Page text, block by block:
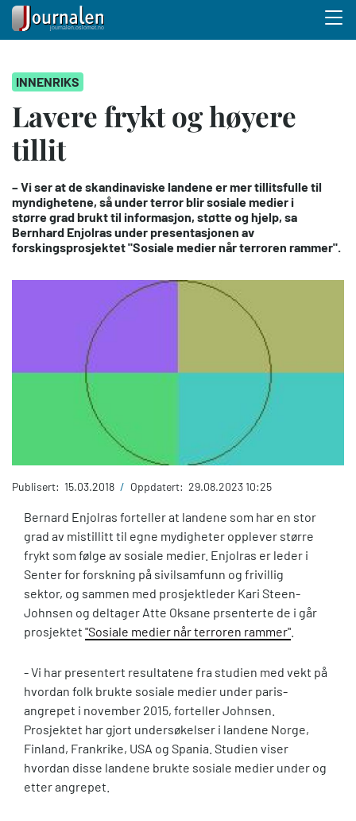
hovedinnhold
INNENRIKS
Lavere frykt og høyere
tillit
– Vi ser at de skandinaviske landene er mer tillitsfulle til
myndighetene, så under terror blir sosiale medier i
større grad brukt til informasjon, støtte og hjelp, sa
Bernhard Enjolras under presentasjonen av
forskingsprosjektet "Sosiale medier når terroren rammer".
Publisert: 15.03.2018 / Oppdatert: 29.08.2023 10:25
Bernard Enjolras forteller at landene som har en stor
grad av mistillitt til egne mydigheter opplever større
frykt som følge av sosiale medier. Enjolras er leder i
Senter for forskning på sivilsamfunn og frivillig
sektor, og sammen med prosjektleder Kari Steen-
Johnsen og deltager Atte Oksane prsenterte de i går
prosjektet "Sosiale medier når terroren rammer"
- Vi har presentert resultatene fra studien med vekt på
hvordan folk brukte sosiale medier under paris-
angrepet i november 2015, forteller Johnsen.
Prosjektet har gjort undersøkelser i landene Norge,
Finland, Frankrike, USA og Spania. Studien viser
hvordan disse landene brukte sosiale medier under og
etter angrepet.